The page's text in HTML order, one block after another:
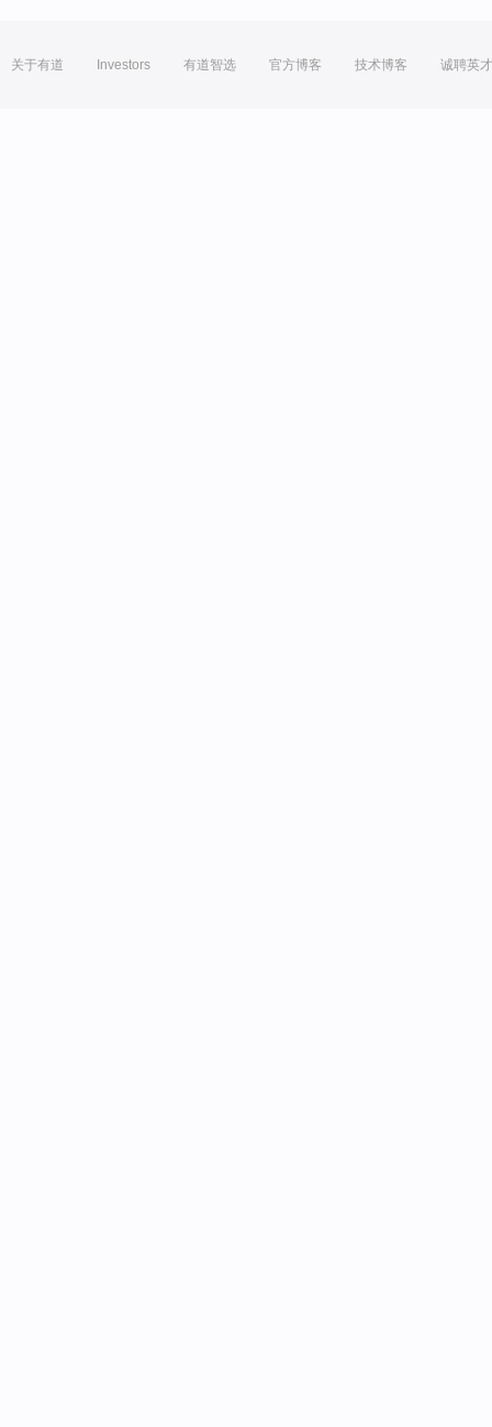
关于有道 Investors 有道智选 官方博客 技术博客 诚聘英才